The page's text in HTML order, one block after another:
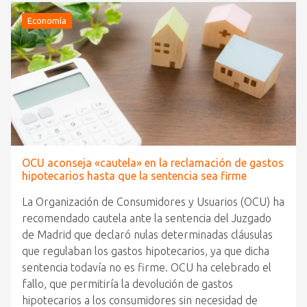
Economía
OCU aconseja «cautela» en la reclamación de gastos
hipotecarios hasta que la sentencia sea firme
La Organización de Consumidores y Usuarios (OCU) ha
recomendado cautela ante la sentencia del Juzgado
de Madrid que declaró nulas determinadas cláusulas
que regulaban los gastos hipotecarios, ya que dicha
sentencia todavía no es firme. OCU ha celebrado el
fallo, que permitiría la devolución de gastos
hipotecarios a los consumidores sin necesidad de